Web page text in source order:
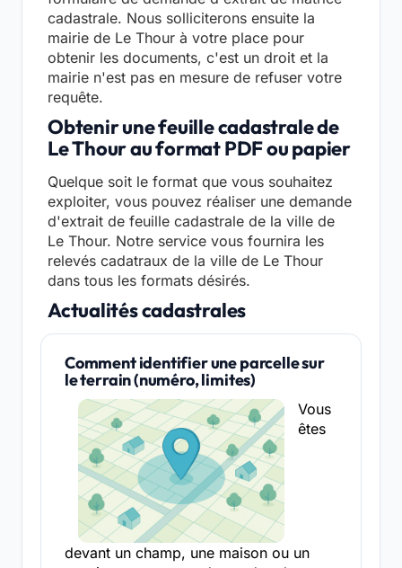
cadastrale. Nous solliciterons ensuite la
mairie de Le Thour à votre place pour
obtenir les documents, c'est un droit et la
mairie n'est pas en mesure de refuser votre
requête.
Obtenir une feuille cadastrale de
Le Thour au format PDF ou papier
Quelque soit le format que vous souhaitez
exploiter, vous pouvez réaliser une demande
d'extrait de feuille cadastrale de la ville de
Le Thour. Notre service vous fournira les
relevés cadatraux de la ville de Le Thour
dans tous les formats désirés.
Actualités cadastrales
Comment identifier une parcelle sur
le terrain (numéro, limites)
Vous
êtes
devant un champ, une maison ou un